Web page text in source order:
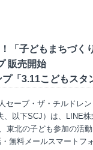
「子どもまちづく
販売開始
「3.11こどもスタ
ーブ・ザ・チルドレン
以下SCJ）は、LINE
東北の子ども参加の活
無料メールスマートフ